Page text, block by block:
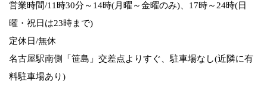
営業時間/11時30分～14時(月曜～金曜のみ)、17時～24時(日
曜・祝日は23時まで)
定休日/無休
名古屋駅南側「笹島」交差点よりすぐ、駐車場なし(近隣に有
料駐車場あり)